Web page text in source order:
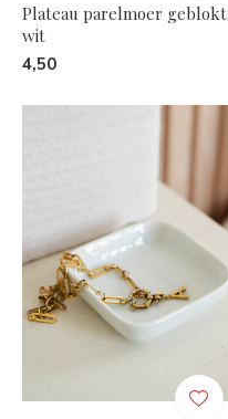
Plateau parelmoer geblokt
wit
4,50